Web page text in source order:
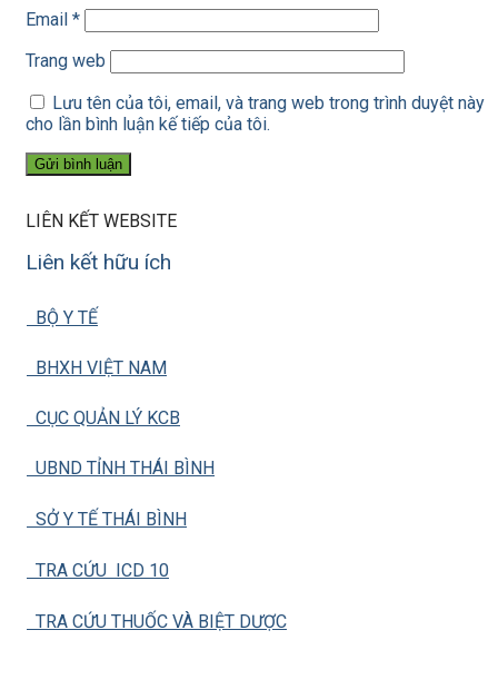
Email *
Trang web
Lưu tên của tôi, email, và trang web trong trình duyệt này
cho lần bình luận kế tiếp của tôi.
LIÊN KẾT WEBSITE
Liên kết hữu ích
BỘ Y TẾ
BHXH VIỆT NAM
CỤC QUẢN LÝ KCB
UBND TỈNH THÁI BÌNH
SỞ Y TẾ THÁI BÌNH
TRA CỨU ICD 10
TRA CỨU THUỐC VÀ BIỆT DƯỢC